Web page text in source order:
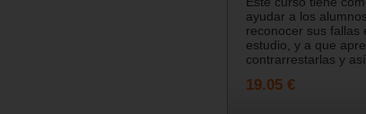
ayudar a los
reconocer sus fallas
estudio, y a que
contrarrestarlas y así
19.05 €